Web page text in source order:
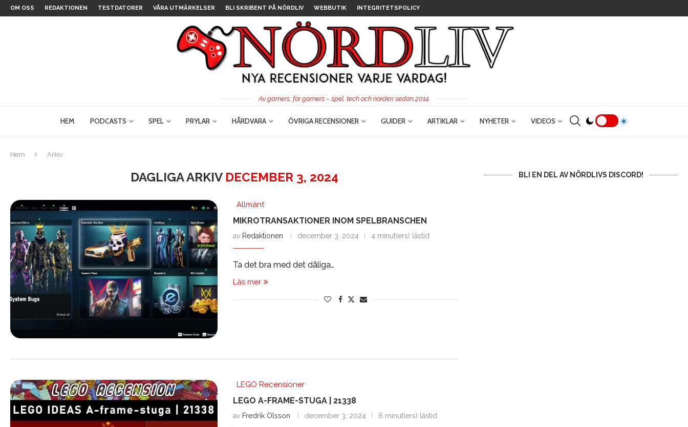
OM OSS REDAKTIONEN TESTDATORER VÅRA UTMÄRKELSER BLI SKRIBENT PÅ NÖRDLIV WEBBUTIK INTEGRITETSPOLICY
Av gamers, för gamers – spel, tech och nörderi sedan 2014.
HEM PODCASTS SPEL PRYLAR HÅRDVARA ÖVRIGA RECENSIONER GUIDER ARTIKLAR NYHETER VIDEOS
Hem Arkiv
DAGLIGA ARKIV DECEMBER 3, 2024
Allmänt
MIKROTRANSAKTIONER INOM SPELBRANSCHEN
av Redaktionen december 3, 2024 4 minut(ers) lästid
Ta det bra med det dåliga…
Läs mer
LEGO Recensioner
LEGO A-FRAME-STUGA | 21338
av Fredrik Olsson december 3, 2024 6 minut(ers) lästid
BLI EN DEL AV NÖRDLIVS DISCORD!